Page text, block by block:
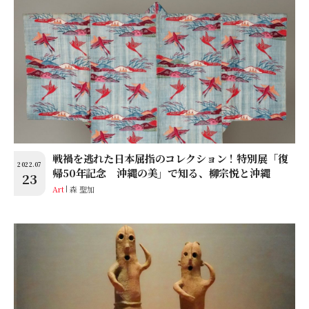
2022.07
23
戦禍を逃れた日本屈指のコレクション！特別展「復
帰50年記念 沖縄の美」で知る、柳宗悦と沖縄
Art 森 聖加